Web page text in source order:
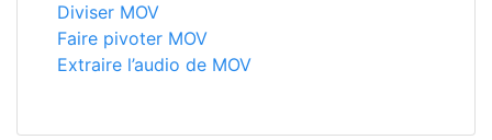
Diviser MOV
Faire pivoter MOV
Extraire l’audio de MOV